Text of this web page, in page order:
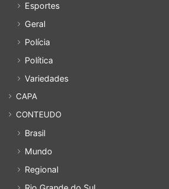
Esportes
Geral
Polícia
Política
Variedades
CAPA
CONTEUDO
Brasil
Mundo
Regional